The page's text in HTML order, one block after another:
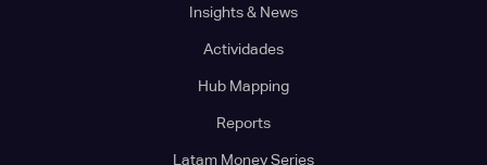
Insights & News
Actividades
Hub Mapping
Reports
Latam Money Series